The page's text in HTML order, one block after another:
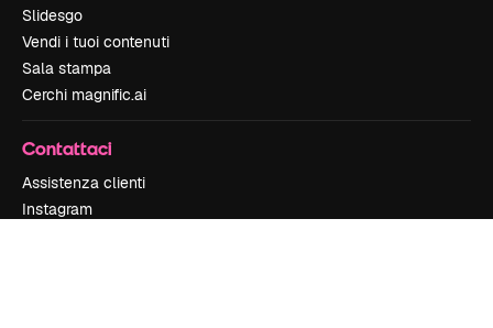
Slidesgo
Vendi i tuoi contenuti
Sala stampa
Cerchi magnific.ai
Contattaci
Assistenza clienti
Instagram